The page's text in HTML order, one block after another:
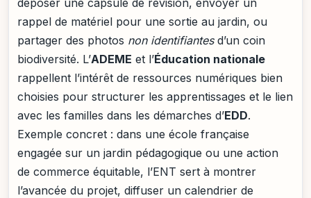
rappel de matériel pour une sortie au jardin, ou
partager des photos non identifiantesd’un coin
biodiversité. L’ADEME et l’Éducation nationale
rappellent l’intérêt de ressources numériques bien
choisies pour structurer les apprentissages et le lien
avec les familles dans les démarches d’EDD.
Exemple concret : dans une école française
engagée sur un jardin pédagogique ou une action
de commerce équitable, l’ENT sert à montrer
l’avancée du projet, diffuser un calendrier de